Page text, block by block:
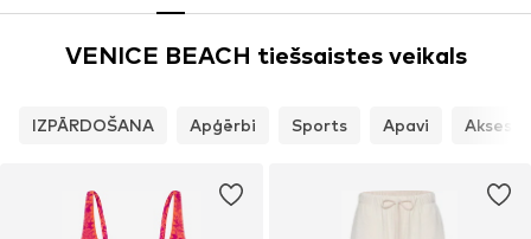
VENICE BEACH tiešsaistes veikals
IZPĀRDOŠANA Apģērbi Sports Apavi